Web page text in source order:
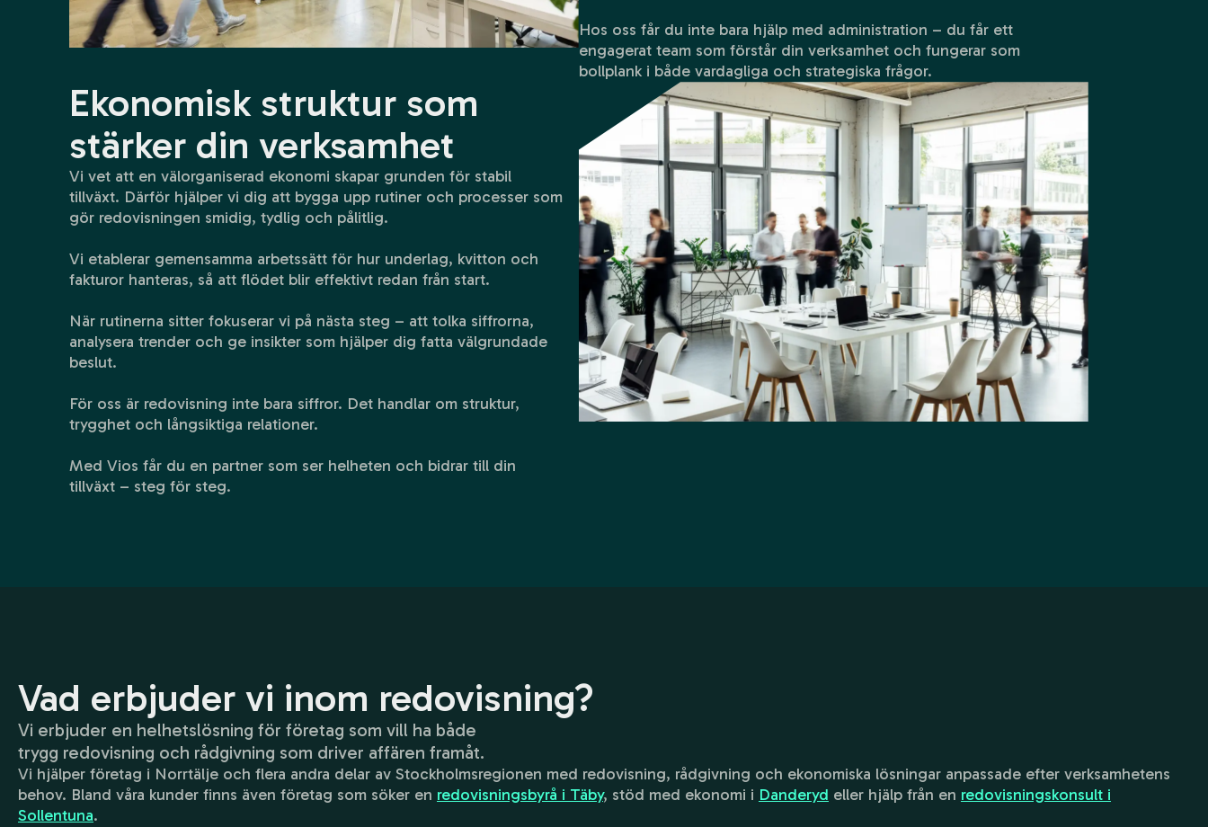
Hos oss får du inte bara hjälp med administration – du får ett
engagerat team som förstår din verksamhet och fungerar som
bollplank i både vardagliga och strategiska frågor.
Ekonomisk struktur som
stärker din verksamhet
Vi vet att en välorganiserad ekonomi skapar grunden för stabil
tillväxt. Därför hjälper vi dig att bygga upp rutiner och processer som
gör redovisningen smidig, tydlig och pålitlig.
Vi etablerar gemensamma arbetssätt för hur underlag, kvitton och
fakturor hanteras, så att flödet blir effektivt redan från start.
När rutinerna sitter fokuserar vi på nästa steg – att tolka siffrorna,
analysera trender och ge insikter som hjälper dig fatta välgrundade
beslut.
För oss är redovisning inte bara siffror. Det handlar om struktur,
trygghet och långsiktiga relationer.
Med Vios får du en partner som ser helheten och bidrar till din
tillväxt – steg för steg.
Vad erbjuder vi inom redovisning?
Vi erbjuder en helhetslösning för företag som vill ha både
trygg redovisning och rådgivning som driver affären framåt.
Vi hjälper företag i Norrtälje och flera andra delar av Stockholmsregionen med redovisning, rådgivning och ekonomiska lösningar anpassade efter verksamhetens
behov. Bland våra kunder finns även företag som söker en redovisningsbyrå i Täby, stöd med ekonomi i Danderyd eller hjälp från en redovisningskonsult i
Sollentuna.